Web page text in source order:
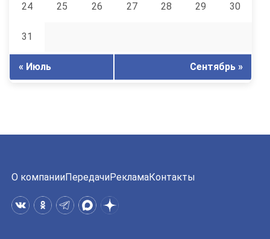
24 25 26 27 28 29 30
31
« Июль Сентябрь »
О компанииПередачиРекламаКонтакты